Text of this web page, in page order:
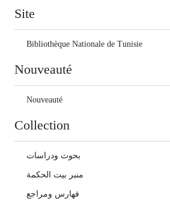
Site
Bibliothèque Nationale de Tunisie
Nouveauté
Nouveauté
Collection
بحوث ودراسات
منبر بيت الحكمة
فهارس ومراجع